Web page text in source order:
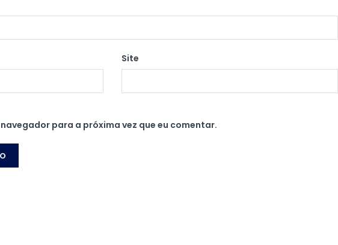
Site
para a próxima vez que eu comentar.